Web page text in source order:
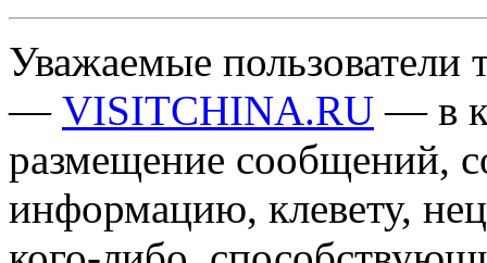
Уважаемые пользователи
— VISITCHINA.RU — в
размещение сообщений,
информацию, клевету,